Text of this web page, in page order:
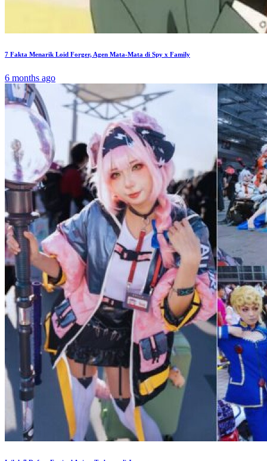
7 Fakta Menarik Loid Forger, Agen Mata-Mata di Spy x Family
6 months ago